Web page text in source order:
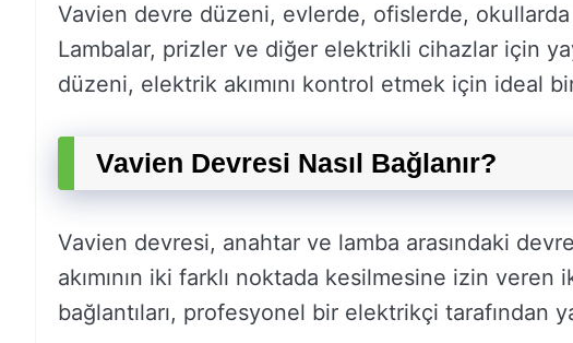
Vavien devre düzeni, evlerde, ofislerde, okullarda
Lambalar, prizler ve diğer elektrikli cihazlar için
düzeni, elektrik akımını kontrol etmek için ideal
Vavien Devresi Nasıl Bağlanır?
Vavien devresi, anahtar ve lamba arasındaki
akımının iki farklı noktada kesilmesine izin
bağlantıları, profesyonel bir elektrikçi tarafından